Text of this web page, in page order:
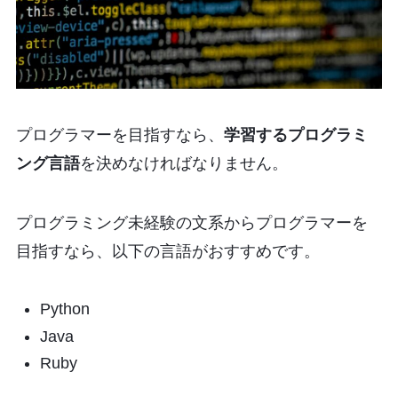
プログラマーを目指すなら、 学習するプログラミ
ング言語を決めなければなりません。
プログラミング未経験の文系からプログラマーを
目指すなら、以下の言語がおすすめです。
Python
Java
Ruby